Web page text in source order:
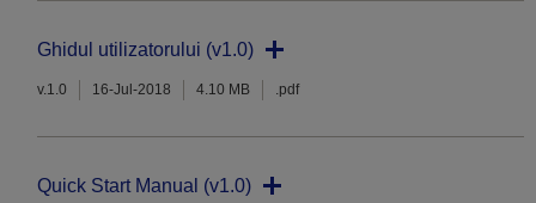
Ghidul utilizatorului (v1.0)
v.1.0 16-Jul-2018 4.10 MB .pdf
Quick Start Manual (v1.0)